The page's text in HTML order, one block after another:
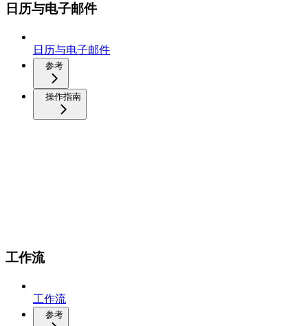
日历与电子邮件
日历与电子邮件
参考
操作指南
工作流
工作流
参考